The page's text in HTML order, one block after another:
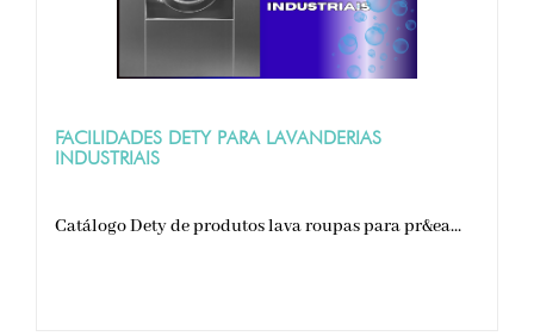
FACILIDADES DETY PARA LAVANDERIAS
INDUSTRIAIS
Catálogo Dety de produtos lava roupas para pr&ea...